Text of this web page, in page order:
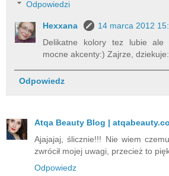
Odpowiedzi
Hexxana
14 marca 2012
Delikatne kolory tez lubie ale
mocne akcenty:) Zajrze,
Odpowiedz
Atqa Beauty Blog |
Ajajajaj, ślicznie!!! Nie wiem
zwrócił mojej uwagi, przecież to
Odpowiedz